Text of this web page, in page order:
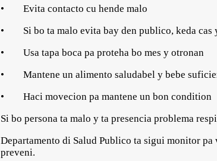
• Evita contacto cu hende malo
• Si bo ta malo evita bay den publico, keda cas
• Usa tapa boca pa proteha bo mes y otronan
• Mantene un alimento saludabel y bebe
• Haci movecion pa mantene un bon condition
Si bo persona ta malo y ta presencia problema
Departamento di Salud Publico ta sigui monitor
preveni.